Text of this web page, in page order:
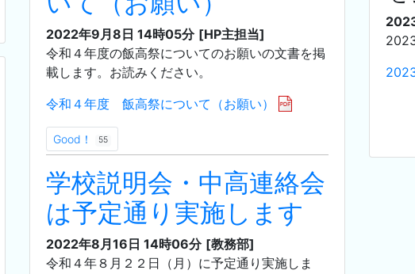
2022年9月8日 14時05分 [HP主担当]
令和４年度の飯高祭についてのお願いの文書を掲
載します。お読みください。
令和４年度 飯高祭について（お願い）
Good！ 55
学校説明会・中高連絡会
は予定通り実施します
2022年8月16日 14時06分 [教務部]
令和４年８月２２日（月）に予定通り実施しま